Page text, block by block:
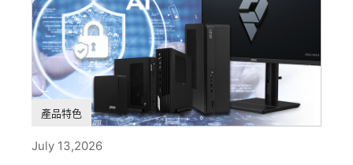
產品特色
July 13,2026